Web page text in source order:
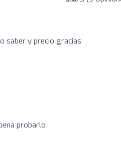
saber y precio gracias
probarlo